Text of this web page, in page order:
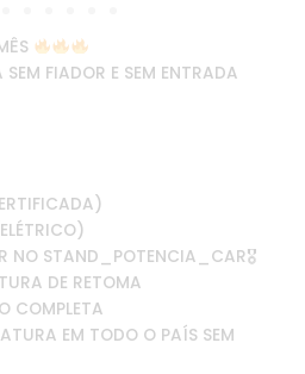
FIADOR E SEM ENTRADA
NO STAND_POTENCIA_CAR🎖
DE RETOMA
COMPLETA
EM TODO O PAÍS SEM